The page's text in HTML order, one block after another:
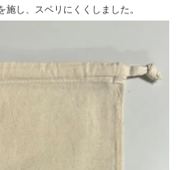
し、スベリにくくしました。